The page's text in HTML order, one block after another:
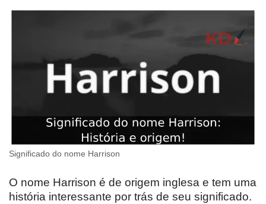
Significado do nome Harrison
O nome Harrison é de origem inglesa e tem uma
história interessante por trás de seu significado.